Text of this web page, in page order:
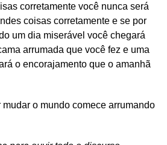
corretamente você nunca será
coisas corretamente e se por
um dia miserável você chegará
arrumada que você fez e uma
o encorajamento que o amanhã
o mundo comece arrumando